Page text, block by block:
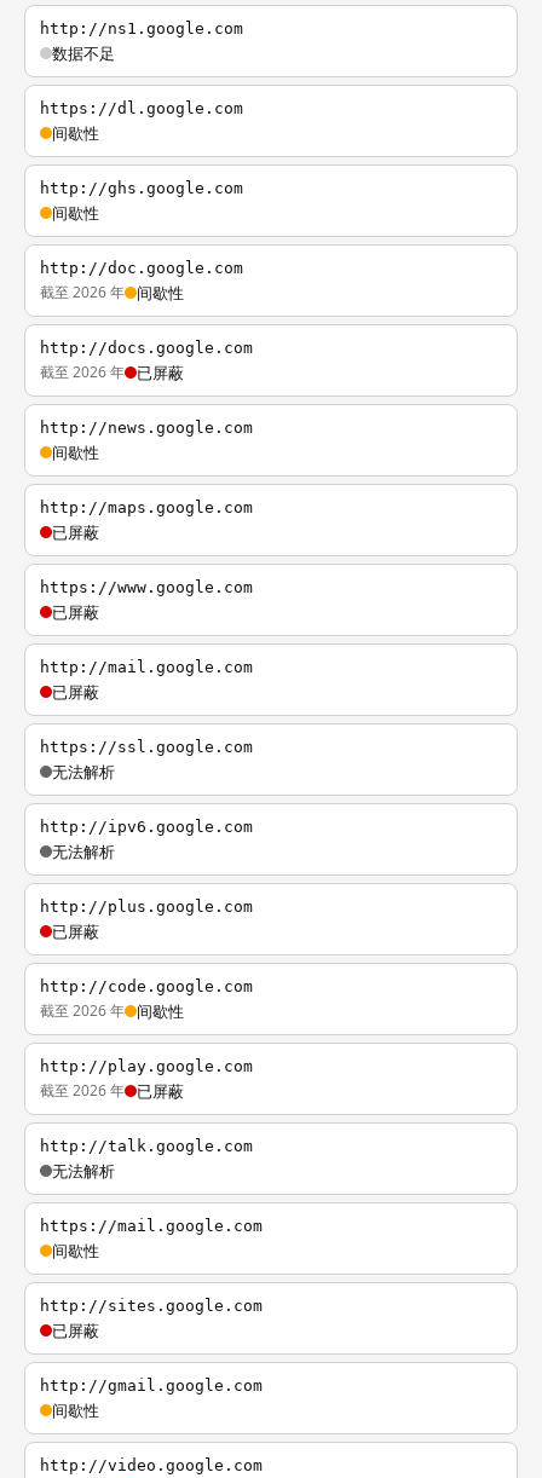
http://ns1.google.com
数据不足
https://dl.google.com
间歇性
http://ghs.google.com
间歇性
http://doc.google.com
截至 2026 年 间歇性
http://docs.google.com
截至 2026 年 已屏蔽
http://news.google.com
间歇性
http://maps.google.com
已屏蔽
https://www.google.com
已屏蔽
http://mail.google.com
已屏蔽
https://ssl.google.com
无法解析
http://ipv6.google.com
无法解析
http://plus.google.com
已屏蔽
http://code.google.com
截至 2026 年 间歇性
http://play.google.com
截至 2026 年 已屏蔽
http://talk.google.com
无法解析
https://mail.google.com
间歇性
http://sites.google.com
已屏蔽
http://gmail.google.com
间歇性
http://video.google.com